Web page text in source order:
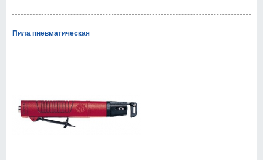
Пила пневматическая